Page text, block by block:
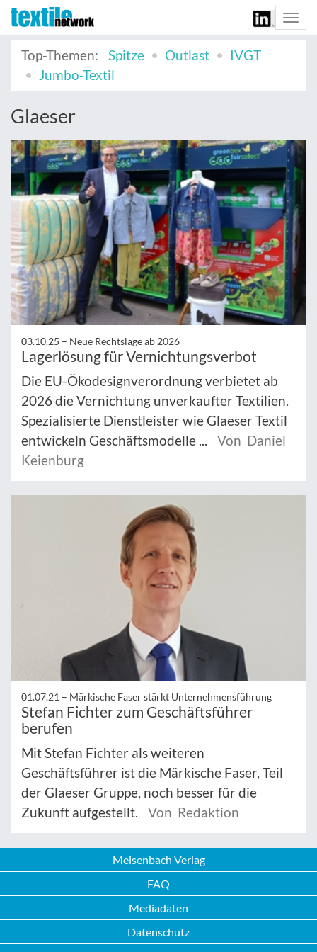
Top-Themen:
Spitze Outlast
IVGT
Jumbo-Textil
Glaeser
03.10.25 – Neue Rechtslage ab 2026
Lagerlösung für Vernichtungsverbot
Die EU-Ökodesignverordnung verbietet ab
2026 die Vernichtung unverkaufter Textilien.
Spezialisierte Dienstleister wie Glaeser Textil
entwickeln Geschäftsmodelle ...
Von Daniel
Keienburg
01.07.21 – Märkische Faser stärkt Unternehmensführung
Stefan Fichter zum Geschäftsführer
berufen
Mit Stefan Fichter als weiteren
Geschäftsführer ist die Märkische Faser, Teil
der Glaeser Gruppe, noch besser für die
Zukunft aufgestellt.
Von Redaktion
Meisenbach Verlag
FAQ
Mediadaten
Datenschutz